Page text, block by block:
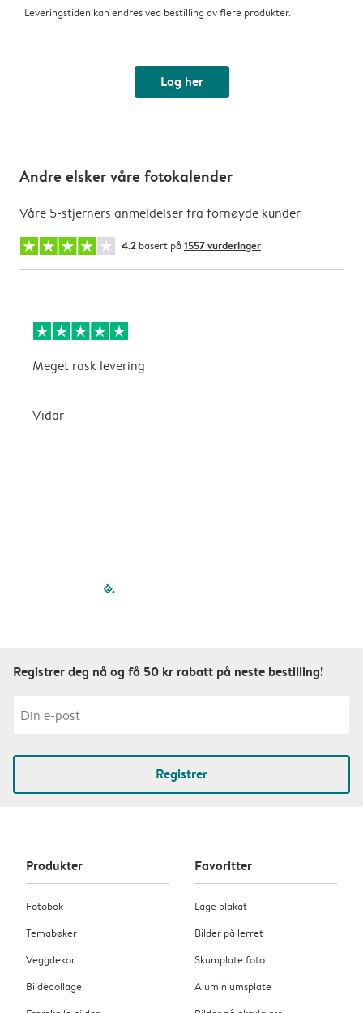
Leveringstiden kan endres ved bestilling av flere produkter.
Lag her
Andre elsker våre fotokalender
Våre 5-stjerners anmeldelser fra fornøyde kunder
4.2 basert på 1557 vurderinger
Meget rask levering
Vidar
filled-pagination
Registrer deg nå og få 50 kr rabatt på neste bestilling!
Registrer
Produkter
Fotobok
Temabøker
Veggdekor
Bildecollage
Favoritter
Lage plakat
Bilder på lerret
Skumplate foto
Aluminiumsplate